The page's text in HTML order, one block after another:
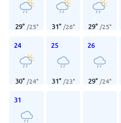
29° /25° 31° /26° 29° /25°
24
30° /24°
25
31° /23°
26
29° /24°
31